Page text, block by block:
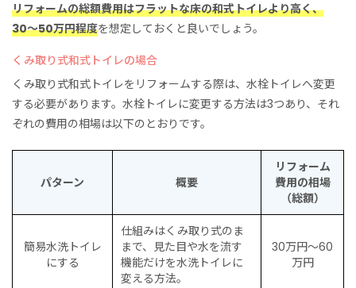
リフォームの総額費用はフラットな床の和式トイレより高く、
30〜50万円程度を想定しておくと良いでしょう。
くみ取り式和式トイレの場合
くみ取り式和式トイレをリフォームする際は、水栓トイレへ変更
する必要があります。水栓トイレに変更する方法は3つあり、それ
ぞれの費用の相場は以下のとおりです。
パターン 概要
リフォーム
費用の相場
（総額）
簡易水洗トイレ
にする
仕組みはくみ取り式のま
まで、見た目や水を流す
機能だけを水洗トイレに
変える方法。
30万円〜60
万円